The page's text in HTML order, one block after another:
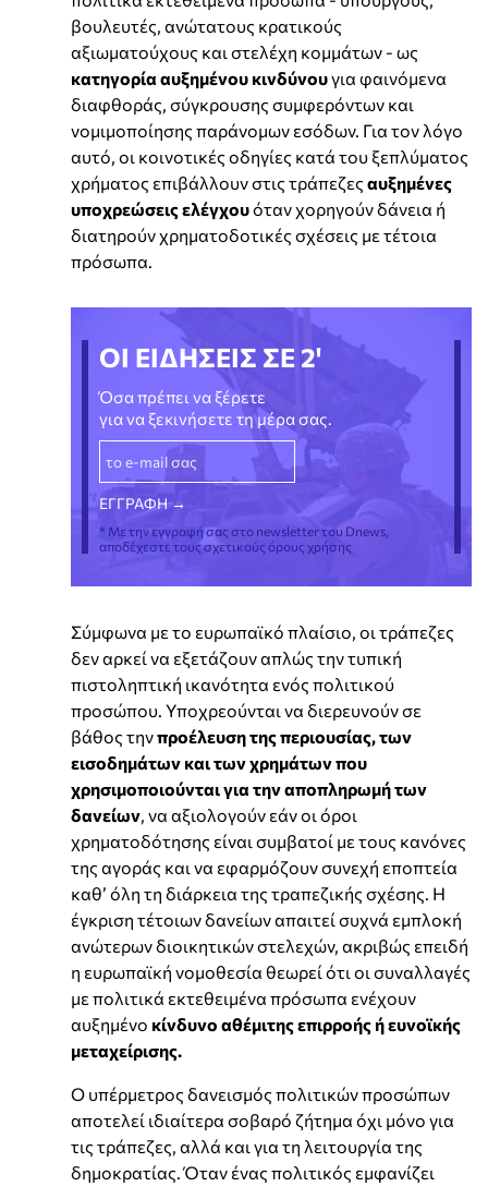
βουλευτές, ανώτατους κρατικούς
αξιωματούχους και στελέχη κομμάτων - ως
κατηγορία αυξημένου κινδύνουγια φαινόμενα
διαφθοράς, σύγκρουσης συμφερόντων και
νομιμοποίησης παράνομων εσόδων. Για τον λόγο
αυτό, οι κοινοτικές οδηγίες κατά του ξεπλύματος
χρήματος επιβάλλουν στις τράπεζες αυξημένες
υποχρεώσεις ελέγχουόταν χορηγούν δάνεια ή
διατηρούν χρηματοδοτικές σχέσεις με τέτοια
πρόσωπα.
ΟΙ ΕΙΔΗΣΕΙΣ ΣΕ 2'
Όσα πρέπει να ξέρετε
για να ξεκινήσετε τη μέρα σας.
* Με την εγγραφή σας στο newsletter του Dnews,
αποδέχεστε τους σχετικούς όρους χρήσης
Σύμφωνα με το ευρωπαϊκό πλαίσιο, οι τράπεζες
δεν αρκεί να εξετάζουν απλώς την τυπική
πιστοληπτική ικανότητα ενός πολιτικού
προσώπου. Υποχρεούνται να διερευνούν σε
βάθος τηνπροέλευση της περιουσίας, των
εισοδημάτων και των χρημάτων που
χρησιμοποιούνται για την αποπληρωμή των
δανείων, να αξιολογούν εάν οι όροι
χρηματοδότησης είναι συμβατοί με τους κανόνες
της αγοράς και να εφαρμόζουν συνεχή εποπτεία
καθ’ όλη τη διάρκεια της τραπεζικής σχέσης. Η
έγκριση τέτοιων δανείων απαιτεί συχνά εμπλοκή
ανώτερων διοικητικών στελεχών, ακριβώς επειδή
η ευρωπαϊκή νομοθεσία θεωρεί ότι οι συναλλαγές
με πολιτικά εκτεθειμένα πρόσωπα ενέχουν
αυξημένο κίνδυνο αθέμιτης επιρροής ή ευνοϊκής
μεταχείρισης.
Ο υπέρμετρος δανεισμός πολιτικών προσώπων
αποτελεί ιδιαίτερα σοβαρό ζήτημα όχι μόνο για
τις τράπεζες, αλλά και για τη λειτουργία της
δημοκρατίας. Όταν ένας πολιτικός εμφανίζει